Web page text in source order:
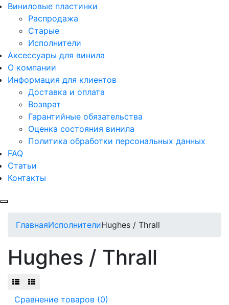
Виниловые пластинки
Распродажа
Старые
Исполнители
Аксессуары для винила
О компании
Информация для клиентов
Доставка и оплата
Возврат
Гарантийные обязательства
Оценка состояния винила
Политика обработки персональных данных
FAQ
Статьи
Контакты
ГлавнаяИсполнителиHughes / Thrall
Hughes / Thrall
Сравнение товаров (0)